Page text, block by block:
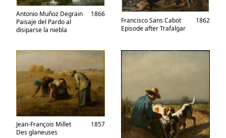
Antonio Muñoz Degrain
Paisaje del Pardo al
disiparse la niebla
1866
Francisco Sans Cabot
Episode after Trafalgar
1862
Jean-François Millet
Des glaneuses
1857